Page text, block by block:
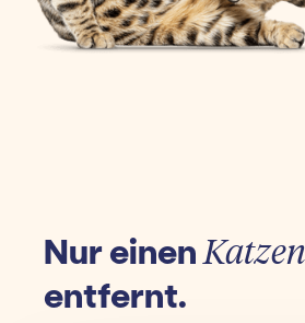
Nur einen
entfernt.